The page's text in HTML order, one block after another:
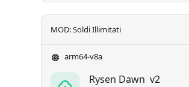
MOD: Soldi Illimitati
arm64-v8a
Rysen Dawn v2